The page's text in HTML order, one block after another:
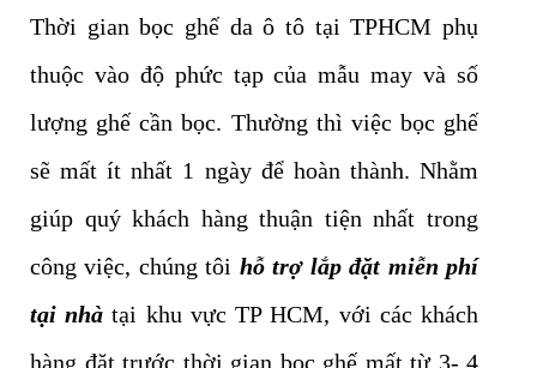
Thời gian bọc ghế da ô tô tại TPHCM phụ
thuộc vào độ phức tạp của mẫu may và số
lượng ghế cần bọc. Thường thì việc bọc ghế
sẽ mất ít nhất 1 ngày để hoàn thành. Nhằm
giúp quý khách hàng thuận tiện nhất trong
công việc, chúng tôi hỗ trợ lắp đặt miễn phí
tại nhà tại khu vực TP HCM, với các khách
hàng đặt trước thời gian bọc ghế mất từ 3- 4